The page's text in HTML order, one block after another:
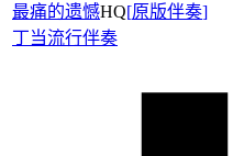
最痛的遗憾HQ[原版伴奏]
丁当流行伴奏